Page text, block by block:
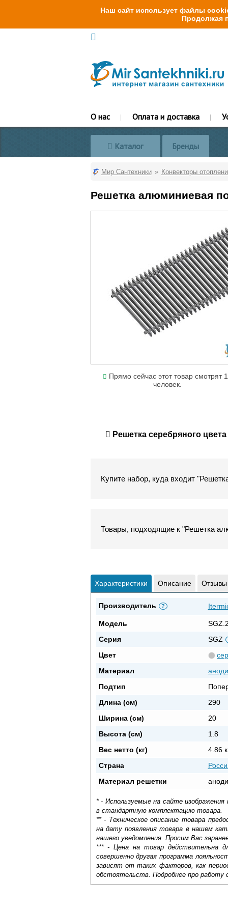
Наш сайт использует файлы
Продолжая
О нас Оплата и доставка
Каталог Бренды
Мир Сантехники Конвекторы
Решетка алюминиевая
Прямо сейчас этот товар смотрят
человек.
Решеткa серебряного
Купите набор, куда входит
Товары, подходящие к "Решетка
Характеристики Описание Отзывы
Производитель ?
Модель
Серия
SGZ
Цвет
Материал
Подтип
Длина (см)
290
Ширина (см)
20
Высота (см)
1.8
Вес нетто (кг)
4.86
Страна
Материал решетки
* - Используемые на сайте
в стандартную комплектацию товара.
** - Техническое описание товара
на дату появления товара в нашем
нашего уведомления. Просим Вас
*** - Цена на товар действительна
совершенно другая программа
зависят от таких факторов, как
обстоятельств. Подробнее про